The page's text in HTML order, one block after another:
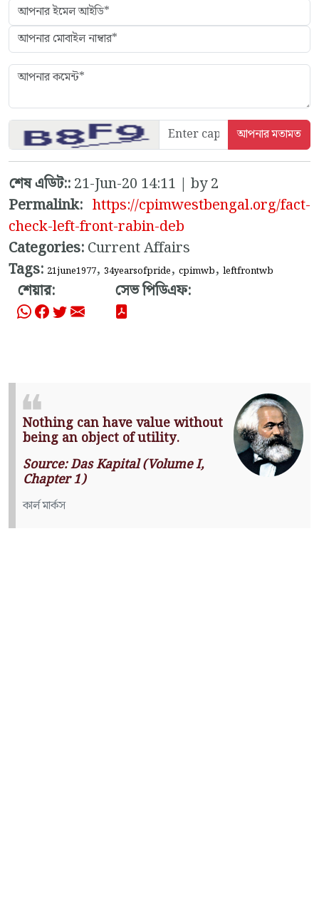
শেষ এডিট::21-Jun-20 14:11 | by 2
Permalink: https://cpimwestbengal.org/fact-
check-left-front-rabin-deb
Categories:Current Affairs
Tags: 21june1977, 34yearsofpride, cpimwb, leftfrontwb
শেয়ার: সেভ পিডিএফ:
Nothing can have value without
being an object of utility.
Source: Das Kapital (Volume I,
Chapter 1)
কার্ল মার্কস